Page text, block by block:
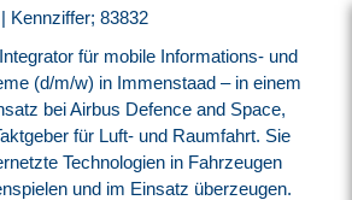
Kennziffer; 83832
für mobile Informations- und
(d/m/w) in Immenstaad – in einem
bei Airbus Defence and Space,
für Luft- und Raumfahrt. Sie
Technologien in Fahrzeugen
und im Einsatz überzeugen.